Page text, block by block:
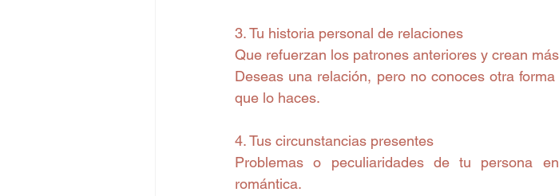
3. Tu historia personal de relaciones
Que refuerzan los patrones anteriores y crean
Deseas una relación, pero no conoces otra
que lo haces.
4. Tus circunstancias presentes
Problemas o peculiaridades de tu persona
romántica.